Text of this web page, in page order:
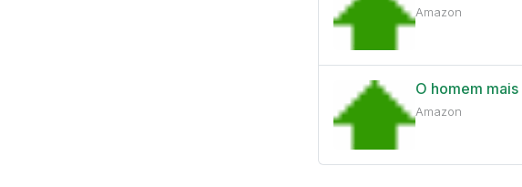
Amazon
O homem
Amazon